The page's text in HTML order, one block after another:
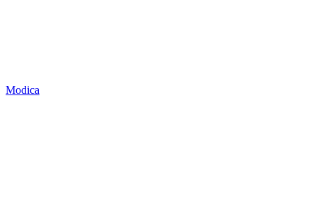
Modica